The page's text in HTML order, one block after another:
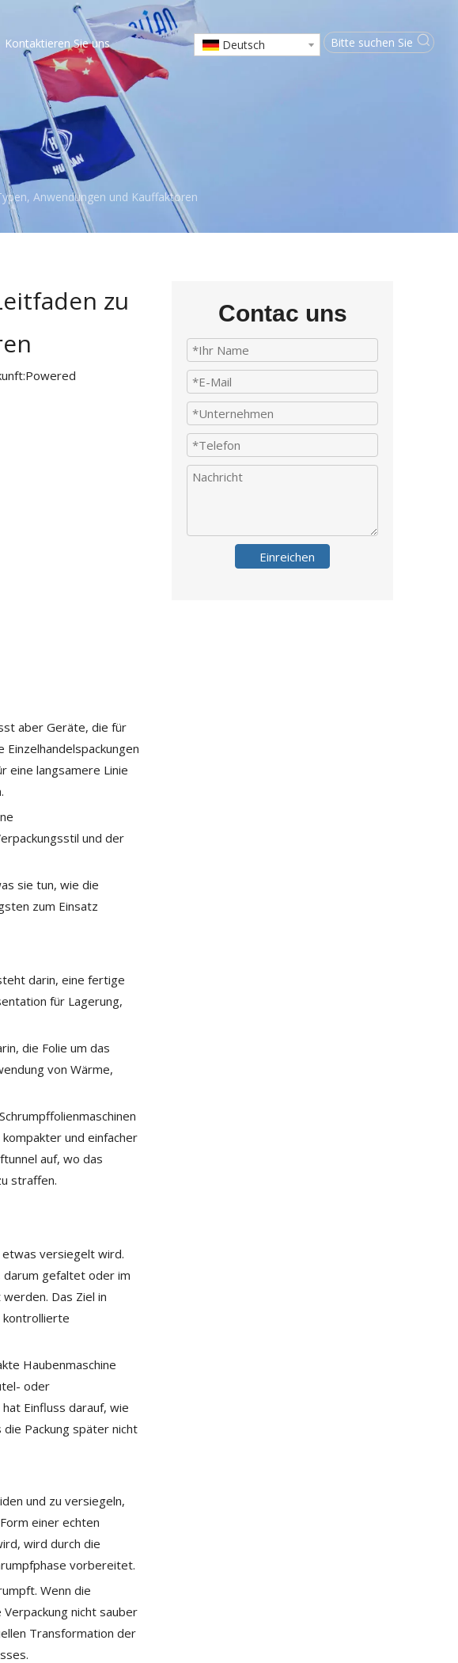
Kontaktieren Sie uns Deutsch
Anwendungen und Kauffaktoren
zu
Powered
aber Geräte, die für
eine langsamere Linie
und der
sie tun, wie die
zum Einsatz
darin, eine fertige
für Lagerung,
die Folie um das
von Wärme,
und einfacher
auf, wo das
straffen.
etwas versiegelt wird.
darum gefaltet oder im
Das Ziel in
kontrollierte
Haubenmaschine
oder
Einfluss darauf, wie
Packung später nicht
und zu versiegeln,
einer echten
wird durch die
vorbereitet.
Wenn die
nicht sauber
Transformation der
Contac uns
Einreichen